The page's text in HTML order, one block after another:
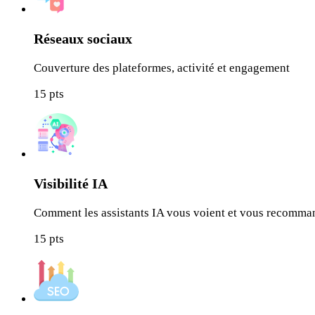
Réseaux sociaux
Couverture des plateformes, activité et engagement
15 pts
Visibilité IA
Comment les assistants IA vous voient et vous
15 pts